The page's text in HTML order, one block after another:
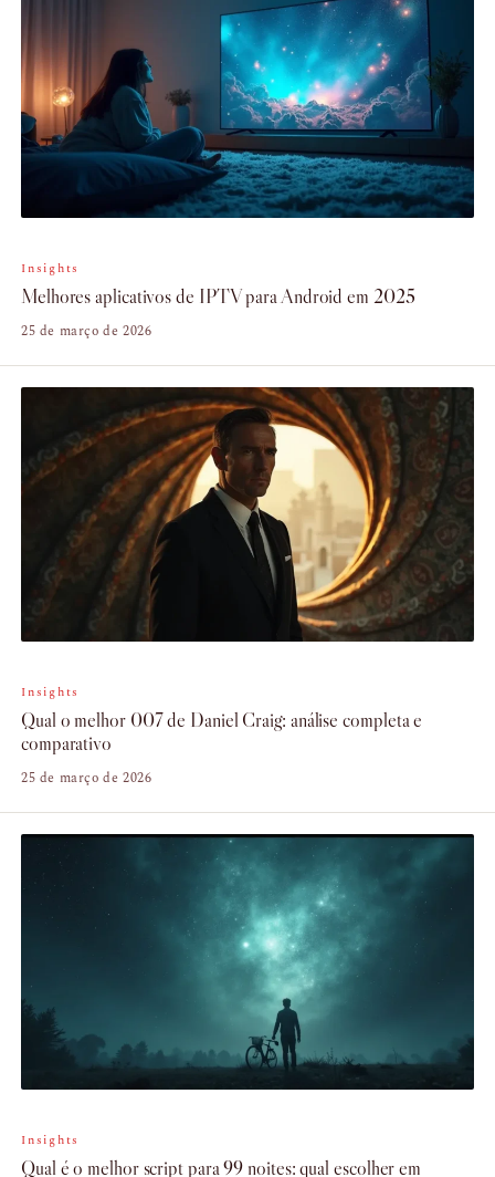
Insights
Melhores aplicativos de IPTV para Android em 2025
25 de março de 2026
Insights
Qual o melhor 007 de Daniel Craig: análise completa e
comparativo
25 de março de 2026
Insights
Qual é o melhor script para 99 noites: qual escolher em